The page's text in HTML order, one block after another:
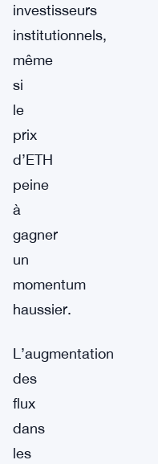
investisseurs
institutionnels,
même
si
le
prix
d’ETH
peine
à
gagner
un
momentum
haussier.
L’augmentation
des
flux
dans
les